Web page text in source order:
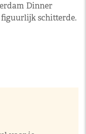
Dinner
schitterde.